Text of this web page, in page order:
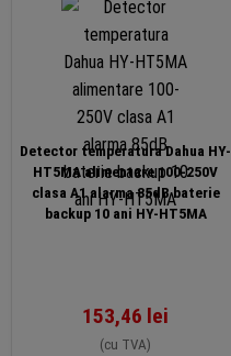
Detector temperatura Dahua HY-
HT5MA alimentare 100-250V
clasa A1 alarma 85dB baterie
backup 10 ani HY-HT5MA
153,46 lei
(cu TVA)